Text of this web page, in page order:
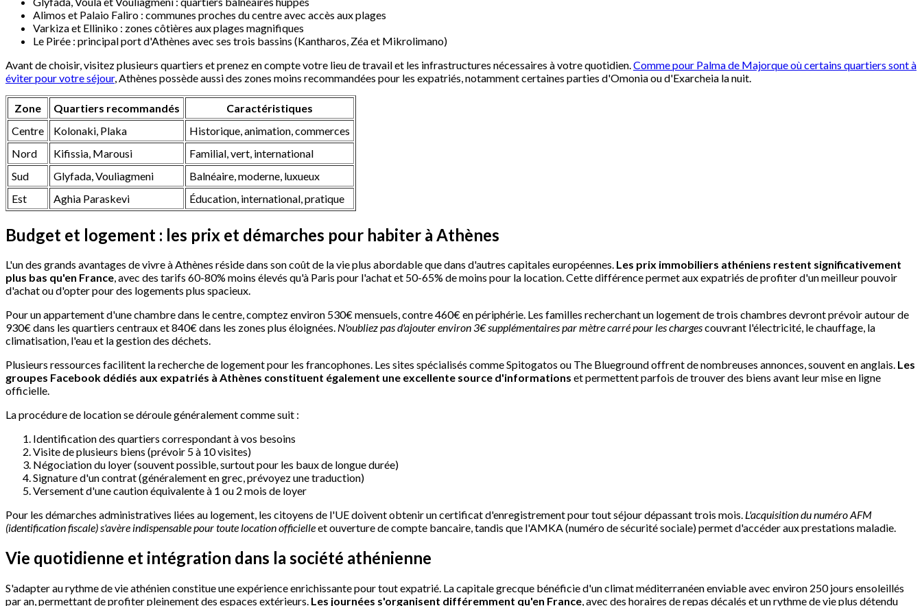
Alimos et Palaio Faliro : communes proches du centre avec accès aux plages
Varkiza et Elliniko : zones côtières aux plages magnifiques
Le Pirée : principal port d'Athènes avec ses trois bassins (Kantharos, Zéa et Mikrolimano)
Avant de choisir, visitez plusieurs quartiers et prenez en compte votre lieu de travail et les infrastructures nécessaires à votre quotidien. Comme pour Palma de Majorque où certains quartiers sont à
éviter pour votre séjour, Athènes possède aussi des zones moins recommandées pour les expatriés, notamment certaines parties d'Omonia ou d'Exarcheia la nuit.
Zone Quartiers recommandés
Caractéristiques
Centre
Kolonaki, Plaka
Historique, animation, commerces
Nord
Kifissia, Marousi
Familial, vert, international
Sud
Glyfada, Vouliagmeni
Balnéaire, moderne, luxueux
Est
Aghia Paraskevi Éducation, international, pratique
Budget et logement : les prix et démarches pour habiter à Athènes
L'un des grands avantages de vivre à Athènes réside dans son coût de la vie plus abordable que dans d'autres capitales européennes. Les prix immobiliers athéniens restent significativement
plus bas qu'en France, avec des tarifs 60-80% moins élevés qu'à Paris pour l'achat et 50-65% de moins pour la location. Cette différence permet aux expatriés de profiter d'un meilleur pouvoir
d'achat ou d'opter pour des logements plus spacieux.
Pour un appartement d'une chambre dans le centre, comptez environ 530€ mensuels, contre 460€ en périphérie. Les familles recherchant un logement de trois chambres devront prévoir autour de
930€ dans les quartiers centraux et 840€ dans les zones plus éloignées. N'oubliez pas d'ajouter environ 3€ supplémentaires par mètre carré pour les chargescouvrant l'électricité, le chauffage, la
climatisation, l'eau et la gestion des déchets.
Plusieurs ressources facilitent la recherche de logement pour les francophones. Les sites spécialisés comme Spitogatos ou The Blueground offrent de nombreuses annonces, souvent en anglais. Les
groupes Facebook dédiés aux expatriés à Athènes constituent également une excellente source d'informations et permettent parfois de trouver des biens avant leur mise en ligne
officielle.
La procédure de location se déroule généralement comme suit :
Identification des quartiers correspondant à vos besoins
Visite de plusieurs biens (prévoir 5 à 10 visites)
Négociation du loyer (souvent possible, surtout pour les baux de longue durée)
Signature d'un contrat (généralement en grec, prévoyez une traduction)
Versement d'une caution équivalente à 1 ou 2 mois de loyer
Pour les démarches administratives liées au logement, les citoyens de l'UE doivent obtenir un certificat d'enregistrement pour tout séjour dépassant trois mois. L'acquisition du numéro AFM
(identification fiscale) s'avère indispensable pour toute location officielleet ouverture de compte bancaire, tandis que l'AMKA (numéro de sécurité sociale) permet d'accéder aux prestations maladie.
Vie quotidienne et intégration dans la société athénienne
S'adapter au rythme de vie athénien constitue une expérience enrichissante pour tout expatrié. La capitale grecque bénéficie d'un climat méditerranéen enviable avec environ 250 jours ensoleillés
par an, permettant de profiter pleinement des espaces extérieurs. Les journées s'organisent différemment qu'en France, avec des horaires de repas décalés et un rythme de vie plus détendu